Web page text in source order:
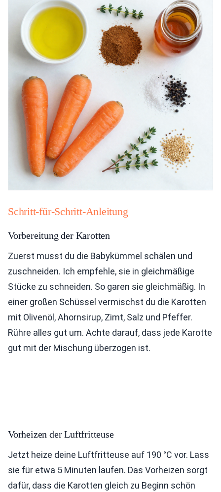
Schritt-für-Schritt-Anleitung
Vorbereitung der Karotten
Zuerst musst du die Babykümmel schälen und
zuschneiden. Ich empfehle, sie in gleichmäßige
Stücke zu schneiden. So garen sie gleichmäßig. In
einer großen Schüssel vermischst du die Karotten
mit Olivenöl, Ahornsirup, Zimt, Salz und Pfeffer.
Rühre alles gut um. Achte darauf, dass jede Karotte
gut mit der Mischung überzogen ist.
Vorheizen der Luftfritteuse
Jetzt heize deine Luftfritteuse auf 190 °C vor. Lass
sie für etwa 5 Minuten laufen. Das Vorheizen sorgt
dafür, dass die Karotten gleich zu Beginn schön